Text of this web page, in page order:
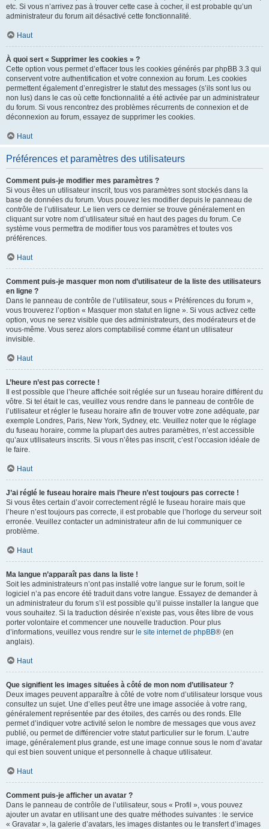
etc. Si vous n’arrivez pas à trouver cette case à cocher, il est probable qu’un
administrateur du forum ait désactivé cette fonctionnalité.
Haut
À quoi sert « Supprimer les cookies » ?
Cette option vous permet d’effacer tous les cookies générés par phpBB 3.3 qui
conservent votre authentification et votre connexion au forum. Les cookies
permettent également d’enregistrer le statut des messages (s’ils sont lus ou
non lus) dans le cas où cette fonctionnalité a été activée par un administrateur
du forum. Si vous rencontrez des problèmes récurrents de connexion et de
déconnexion au forum, essayez de supprimer les cookies.
Haut
Préférences et paramètres des utilisateurs
Comment puis-je modifier mes paramètres ?
Si vous êtes un utilisateur inscrit, tous vos paramètres sont stockés dans la
base de données du forum. Vous pouvez les modifier depuis le panneau de
contrôle de l’utilisateur. Le lien vers ce dernier se trouve généralement en
cliquant sur votre nom d’utilisateur situé en haut des pages du forum. Ce
système vous permettra de modifier tous vos paramètres et toutes vos
préférences.
Haut
Comment puis-je masquer mon nom d’utilisateur de la liste des utilisateurs
en ligne ?
Dans le panneau de contrôle de l’utilisateur, sous « Préférences du forum »,
vous trouverez l’option « Masquer mon statut en ligne ». Si vous activez cette
option, vous ne serez visible que des administrateurs, des modérateurs et de
vous-même. Vous serez alors comptabilisé comme étant un utilisateur
invisible.
Haut
L’heure n’est pas correcte !
Il est possible que l’heure affichée soit réglée sur un fuseau horaire différent du
vôtre. Si tel était le cas, veuillez vous rendre dans le panneau de contrôle de
l’utilisateur et régler le fuseau horaire afin de trouver votre zone adéquate, par
exemple Londres, Paris, New York, Sydney, etc. Veuillez noter que le réglage
du fuseau horaire, comme la plupart des autres paramètres, n’est accessible
qu’aux utilisateurs inscrits. Si vous n’êtes pas inscrit, c’est l’occasion idéale de
le faire.
Haut
J’ai réglé le fuseau horaire mais l’heure n’est toujours pas correcte !
Si vous êtes certain d’avoir correctement réglé le fuseau horaire mais que
l’heure n’est toujours pas correcte, il est probable que l’horloge du serveur soit
erronée. Veuillez contacter un administrateur afin de lui communiquer ce
problème.
Haut
Ma langue n’apparaît pas dans la liste !
Soit les administrateurs n’ont pas installé votre langue sur le forum, soit le
logiciel n’a pas encore été traduit dans votre langue. Essayez de demander à
un administrateur du forum s’il est possible qu’il puisse installer la langue que
vous souhaitez. Si la traduction désirée n’existe pas, vous êtes libre de vous
porter volontaire et commencer une nouvelle traduction. Pour plus
d’informations, veuillez vous rendre sur le site internet de phpBB® (en
anglais).
Haut
Que signifient les images situées à côté de mon nom d’utilisateur ?
Deux images peuvent apparaître à côté de votre nom d’utilisateur lorsque vous
consultez un sujet. Une d’elles peut être une image associée à votre rang,
généralement représentée par des étoiles, des carrés ou des ronds. Elle
permet d’indiquer votre activité selon le nombre de messages que vous avez
publié, ou permet de différencier votre statut particulier sur le forum. L’autre
image, généralement plus grande, est une image connue sous le nom d’avatar
qui est bien souvent unique et personnelle à chaque utilisateur.
Haut
Comment puis-je afficher un avatar ?
Dans le panneau de contrôle de l’utilisateur, sous « Profil », vous pouvez
ajouter un avatar en utilisant une des quatre méthodes suivantes : le service
« Gravatar », la galerie d’avatars, les images distantes ou le transfert d’images